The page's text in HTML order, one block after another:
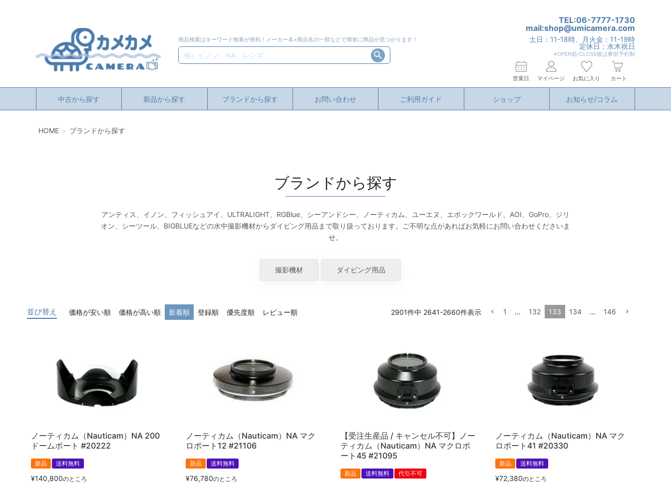
商品検索はキーワード検索が便利！メーカー名+商品名の一部などで簡単に商品が見つかります！
検索
TEL:06-7777-1730
mail:shop@umicamera.com
土日：11-18時、月火金：11-19時
定休日：水木祝日
※OPEN前/CLOSE後は事前予約制
営業日 マイページ お気に入り カート
中古から探す 新品から探す ブランドから探す お問い合わせ ご利用ガイド ショップ お知らせ/コラム
HOME ブランドから探す
ブランドから探す
アンティス、イノン、フィッシュアイ、ULTRALIGHT、RGBlue、シーアンドシー、ノーティカム、ユーエヌ、エポックワールド、AOI、GoPro、ジリ
オン、シーツール、BIGBLUEなどの水中撮影機材からダイビング用品まで取り扱っております。ご不明な点があればお気軽にお問い合わせくださいま
せ。
撮影機材 ダイビング用品
並び替え 価格が安い順 価格が高い順 新着順 登録順 優先度順 レビュー順 2901件中 2641-2660件表示 1 … 132 133 134 … 146
ノーティカム（Nauticam）NA 200
ドームポート #20222
新品 送料無料
¥140,800のところ
ノーティカム（Nauticam）NA マク
ロポート12 #21106
新品 送料無料
¥76,780のところ
【受注生産品 / キャンセル不可】ノー
ティカム（Nauticam）NA マクロポ
ート45 #21095
新品 送料無料 代引不可
ノーティカム（Nauticam）NA マク
ロポート41 #20330
新品 送料無料
¥72,380のところ